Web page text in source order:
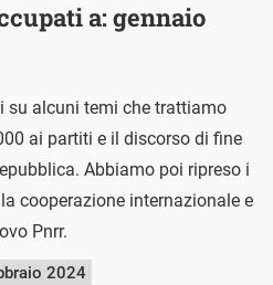
a: gennaio
su alcuni temi che trattiamo
ai partiti e il discorso di fine
Abbiamo poi ripreso i
cooperazione internazionale e
Pnrr.
2024